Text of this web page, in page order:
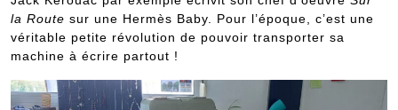
la Route sur une Hermès Baby. Pour l’époque, c’est une
véritable petite révolution de pouvoir transporter sa
machine à écrire partout !